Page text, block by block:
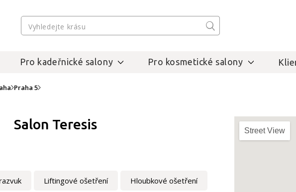
Pro kadeřnické salony Pro kosmetické salony
Praha 5
Salon Teresis
Liftingové ošetření Hloubkové ošetření
Street View